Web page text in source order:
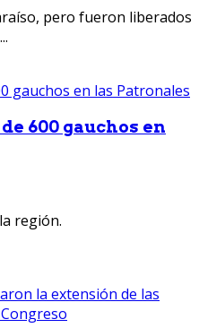
pero fueron liberados
600 gauchos en
región.